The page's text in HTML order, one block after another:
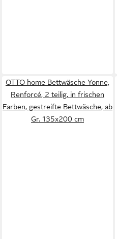
OTTO home Bettwäsche Yonne,
Renforcé, 2 teilig, in frischen
Farben, gestreifte Bettwäsche, ab
Gr. 135x200 cm